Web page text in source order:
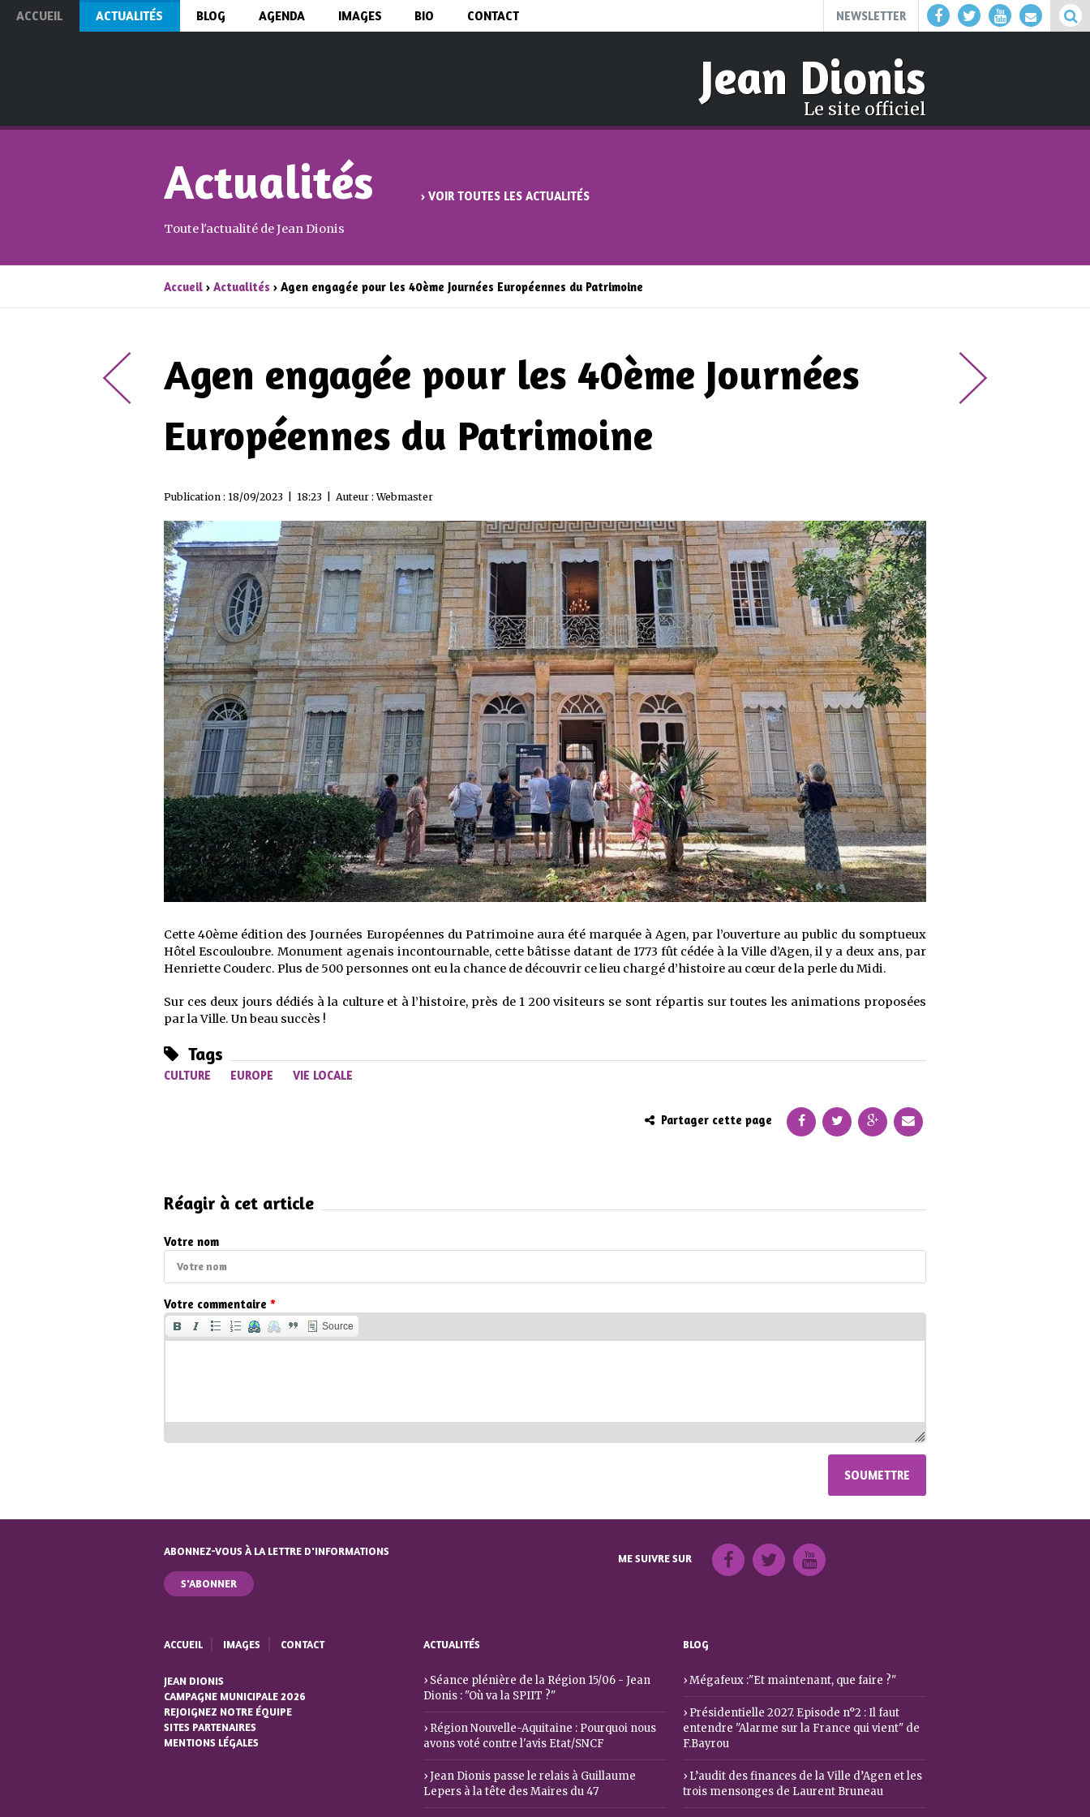
Aller au
NEWSLETTER
ACCUEIL ACTUALITÉS BLOG AGENDA IMAGES BIO CONTACT
Jean Dionis
Le site officiel
Actualités › VOIR TOUTES LES ACTUALITÉS
Toute l'actualité de Jean Dionis
Accueil › Actualités › Agen engagée pour les 40ème Journées Européennes du Patrimoine
Agen engagée pour les 40ème Journées
Européennes du Patrimoine
Publication : 18/09/2023 | 18:23 | Auteur :Webmaster
Cette 40ème édition des Journées Européennes du Patrimoine aura été marquée à Agen, par l’ouverture au public du somptueux
Hôtel Escouloubre. Monument agenais incontournable, cette bâtisse datant de 1773 fût cédée à la Ville d’Agen, il y a deux ans, par
Henriette Couderc. Plus de 500 personnes ont eu la chance de découvrir ce lieu chargé d’histoire au cœur de la perle du Midi.
Sur ces deux jours dédiés à la culture et à l’histoire, près de 1 200 visiteurs se sont répartis sur toutes les animations proposées
par la Ville. Un beau succès !
Tags
CULTURE EUROPE VIE LOCALE
Partager cette page
Réagir à cet article
Votre nom
Votre commentaire *
Source
ABONNEZ-VOUS À LA LETTRE D'INFORMATIONS
S'ABONNER
ME SUIVRE SUR
ACCUEIL IMAGES CONTACT
JEAN DIONIS
CAMPAGNE MUNICIPALE 2026
REJOIGNEZ NOTRE ÉQUIPE
SITES PARTENAIRES
MENTIONS LÉGALES
ACTUALITÉS
Séance plénière de la Région 15/06 - Jean
Dionis : "Où va la SPIIT ?"
Région Nouvelle-Aquitaine : Pourquoi nous
avons voté contre l'avis Etat/SNCF
Jean Dionis passe le relais à Guillaume
Lepers à la tête des Maires du 47
BLOG
Mégafeux :"Et maintenant, que faire ?"
Présidentielle 2027. Episode n°2 : Il faut
entendre "Alarme sur la France qui vient" de
F.Bayrou
L’audit des finances de la Ville d’Agen et les
trois mensonges de Laurent Bruneau